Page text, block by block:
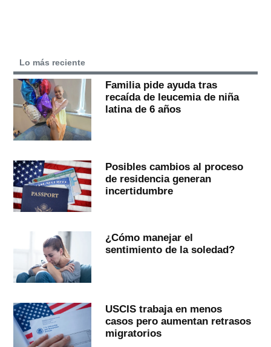
Lo más reciente
Familia pide ayuda tras
recaída de leucemia de niña
latina de 6 años
Posibles cambios al proceso
de residencia generan
incertidumbre
¿Cómo manejar el
sentimiento de la soledad?
USCIS trabaja en menos
casos pero aumentan retrasos
migratorios